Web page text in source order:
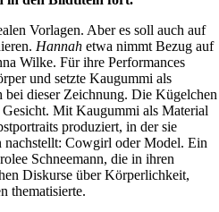
Vorlagen. Aber es soll auch auf
Hannah etwa nimmt Bezug auf
Wilke. Für ihre Performances
und setzte Kaugummi als
bei dieser Zeichnung. Die Kügelchen
Mit Kaugummi als Material
produziert, in der sie
nachstellt: Cowgirl oder Model. Ein
Schneemann, die in ihren
Diskurse über Körperlichkeit,
thematisierte.